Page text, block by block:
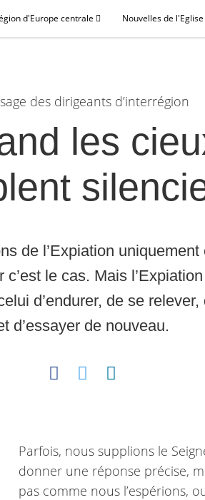
d'Europe centrale Nouvelles de l'Eglise
des dirigeants d’interrégion
les
de l’Expiation
c’est le cas. Mais
d’endurer, de se
d’essayer de nouveau.
Parfois, nous supplions le
donner une réponse précise,
pas comme nous l’espérions,